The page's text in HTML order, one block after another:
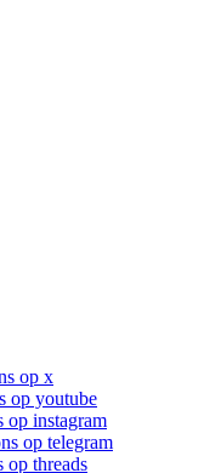
op x
op youtube
op instagram
op telegram
op threads